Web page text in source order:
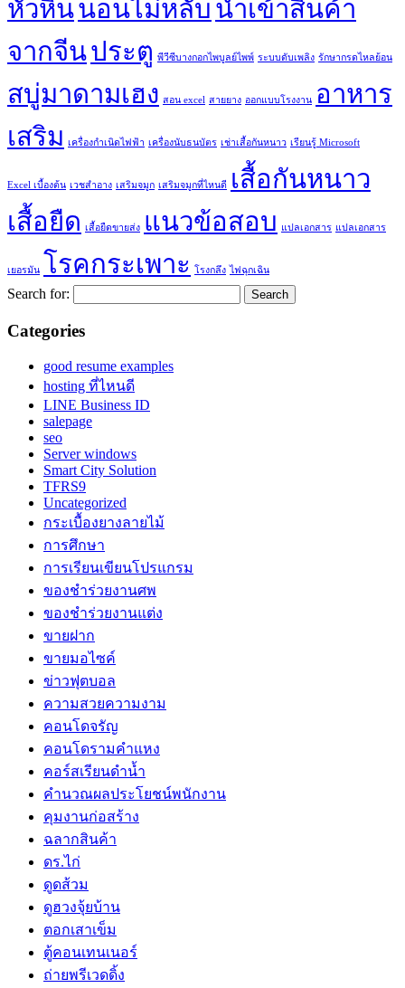
หัวหินนอนไม่หลับ นำเข้าสินค้า
จากจีนประตู พีวีซีบางกอกไพบูลย์ไพพ์ ระบบดับเพลิง รักษากรดไหลย้อน
สบู่มาดามเฮง สอน excel สายยาง ออกแบบโรงงาน อาหาร
เสริม เครื่องกำเนิดไฟฟ้า เครื่องนับธนบัตร เช่าเสื้อกันหนาว เรียนรู้ Microsoft
Excel เบื้องต้น เวชสำอาง เสริมจมูก เสริมจมูกที่ไหนดี
เสื้อกันหนาว
เสื้อยืด เสื้อยืดขายส่ง แนวข้อสอบ แปลเอกสาร แปลเอกสาร
เยอรมัน โรคกระเพาะ โรงกลึง ไฟฉุกเฉิน
Search for:
Categories
good resume examples
hosting ที่ไหนดี
LINE Business ID
salepage
seo
Server windows
Smart City Solution
TFRS9
Uncategorized
กระเบื้องยางลายไม้
การศึกษา
การเรียนเขียนโปรแกรม
ของชำร่วยงานศพ
ของชำร่วยงานแต่ง
ขายฝาก
ขายมอไซค์
ข่าวฟุตบอล
ความสวยความงาม
คอนโดจรัญ
คอนโดรามคำแหง
คอร์สเรียนดำน้ำ
คำนวณผลประโยชน์พนักงาน
คุมงานก่อสร้าง
ฉลากสินค้า
ดร.ไก่
ดูดส้วม
ดูฮวงจุ้ยบ้าน
ตอกเสาเข็ม
ตู้คอนเทนเนอร์
ถ่ายพรีเวดดิ้ง